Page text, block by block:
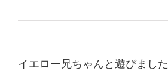
イエロー兄ちゃんと遊びました